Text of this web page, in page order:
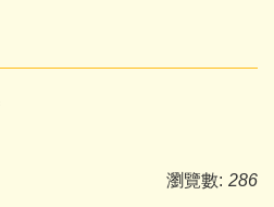
瀏覽數: 286